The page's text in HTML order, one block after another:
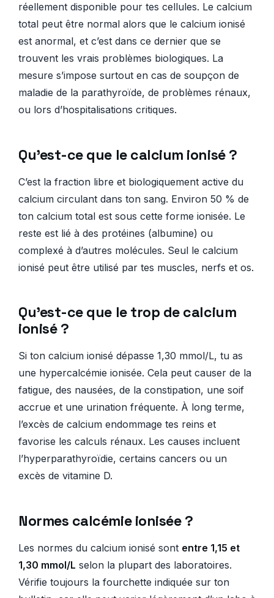
réellement disponible pour tes cellules. Le calcium
total peut être normal alors que le calcium ionisé
est anormal, et c’est dans ce dernier que se
trouvent les vrais problèmes biologiques. La
mesure s’impose surtout en cas de soupçon de
maladie de la parathyroïde, de problèmes rénaux,
ou lors d’hospitalisations critiques.
Qu’est-ce que le calcium ionisé ?
C’est la fraction libre et biologiquement active du
calcium circulant dans ton sang. Environ 50 % de
ton calcium total est sous cette forme ionisée. Le
reste est lié à des protéines (albumine) ou
complexé à d’autres molécules. Seul le calcium
ionisé peut être utilisé par tes muscles, nerfs et os.
Qu’est-ce que le trop de calcium
ionisé ?
Si ton calcium ionisé dépasse 1,30 mmol/L, tu as
une hypercalcémie ionisée. Cela peut causer de la
fatigue, des nausées, de la constipation, une soif
accrue et une urination fréquente. À long terme,
l’excès de calcium endommage tes reins et
favorise les calculs rénaux. Les causes incluent
l’hyperparathyroïdie, certains cancers ou un
excès de vitamine D.
Normes calcémie ionisée ?
Les normes du calcium ionisé sont entre 1,15 et
1,30 mmol/L selon la plupart des laboratoires.
Vérifie toujours la fourchette indiquée sur ton